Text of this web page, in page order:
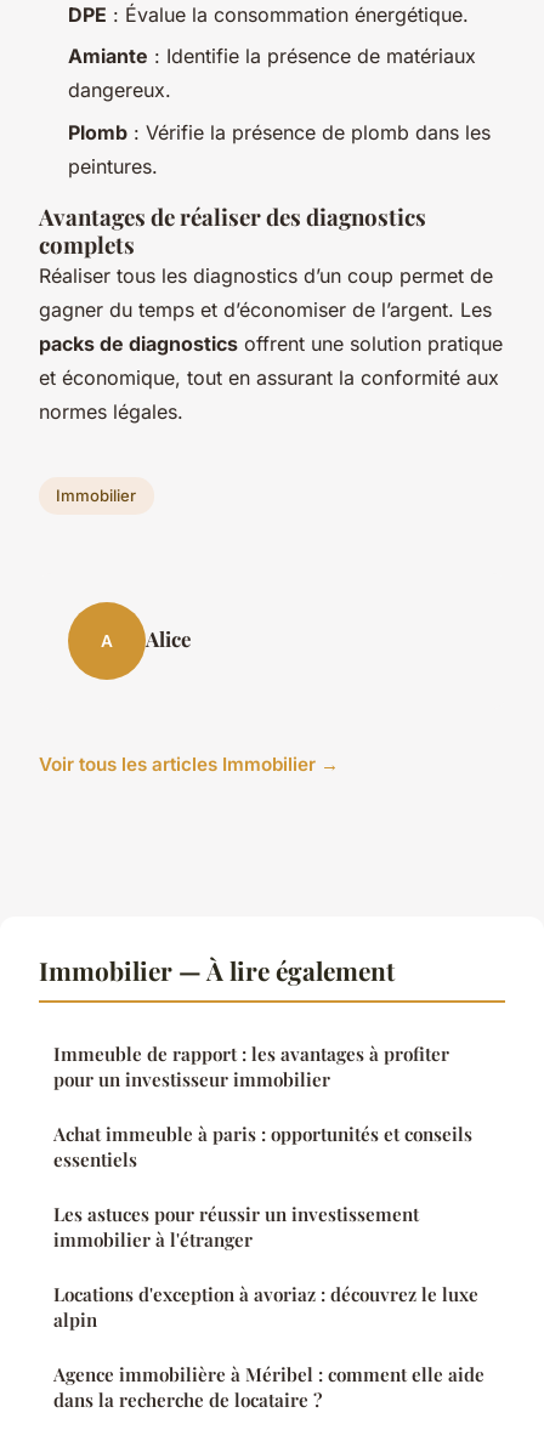
DPE : Évalue la consommation énergétique.
Amiante : Identifie la présence de matériaux
dangereux.
Plomb : Vérifie la présence de plomb dans les
peintures.
Avantages de réaliser des diagnostics
complets
Réaliser tous les diagnostics d’un coup permet de
gagner du temps et d’économiser de l’argent. Les
packs de diagnostics offrent une solution pratique
et économique, tout en assurant la conformité aux
normes légales.
Immobilier
A Alice
Voir tous les articles Immobilier →
Immobilier — À lire également
Immeuble de rapport : les avantages à profiter
pour un investisseur immobilier
Achat immeuble à paris : opportunités et conseils
essentiels
Les astuces pour réussir un investissement
immobilier à l'étranger
Locations d'exception à avoriaz : découvrez le luxe
alpin
Agence immobilière à Méribel : comment elle aide
dans la recherche de locataire ?